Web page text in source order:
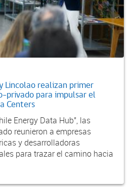
Lincolao realizan primer
privado para impulsar el
Centers
Energy Data Hub", las
reunieron a empresas
y desarrolladoras
para trazar el camino hacia